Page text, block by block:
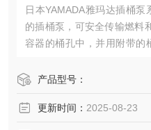
日本YAMADA雅玛达插桶
的插桶泵，可安全传输燃料
容器的桶孔中，并用附带的
DP-10B□-D系列的公称直径
NDP-20B□-D系列的公称直
产品型号：
更新时间： 2025-08-23